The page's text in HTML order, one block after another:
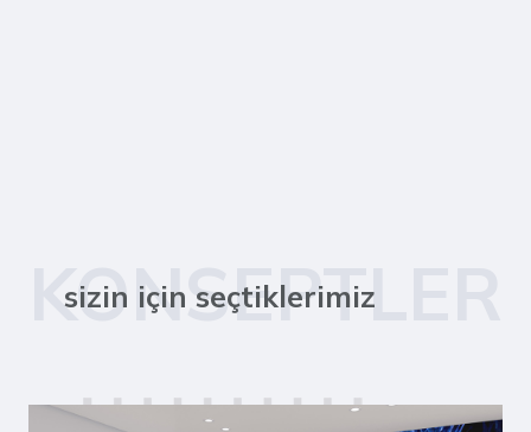
KONSEPTLER
sizin için seçtiklerimiz